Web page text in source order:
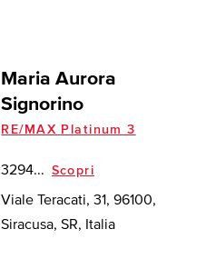
Maria Aurora
Signorino
RE/MAX Platinum 3
3294... Scopri
Viale Teracati, 31, 96100,
Siracusa, SR, Italia